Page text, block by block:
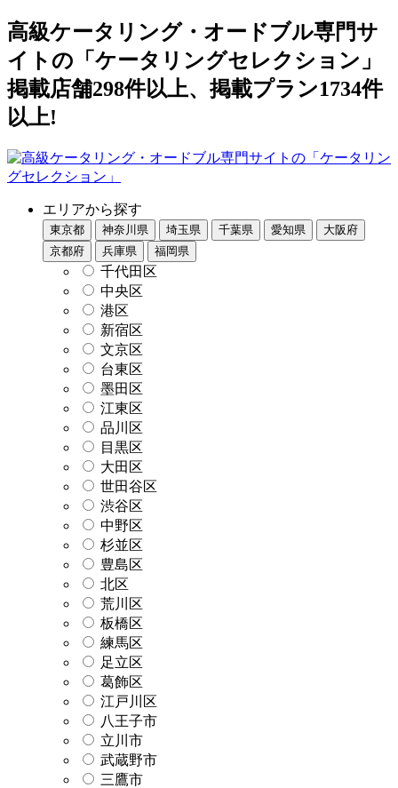
高級ケータリング・オードブル専門サ
イトの「ケータリングセレクション」
掲載店舗298件以上、掲載プラン1734件
以上!
エリアから探す
東京都 神奈川県 埼玉県 千葉県 愛知県
大阪府
京都府
兵庫県 福岡県
千代田区
中央区
港区
新宿区
文京区
台東区
墨田区
江東区
品川区
目黒区
大田区
世田谷区
渋谷区
中野区
杉並区
豊島区
北区
荒川区
板橋区
練馬区
足立区
葛飾区
江戸川区
八王子市
立川市
武蔵野市
三鷹市